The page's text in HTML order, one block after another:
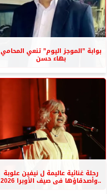
بوابة ”الموجز اليوم” تنعي المحامي
بهاء حسن
رحلة غنائية عاليمة ل نيفين علوبة
..وأصدقاؤها فى صيف الأوبرا 2026